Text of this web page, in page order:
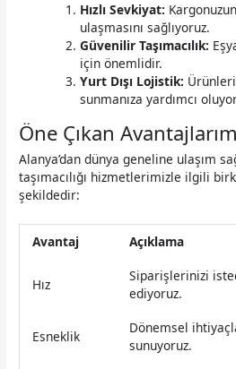
Hızlı Sevkiyat:
ulaşmasını sağlıyoruz.
Güvenilir Taşımacılık:
için önemlidir.
Yurt Dışı Lojistik:
sunmanıza yardımcı
Öne Çıkan
Alanya’dan dünya geneline ulaşım
taşımacılığı hizmetlerimizle ilgili
şekildedir:
Avantaj Açıklama
Hız
Siparişlerinizi
ediyoruz.
Esneklik
Dönemsel
sunuyoruz.